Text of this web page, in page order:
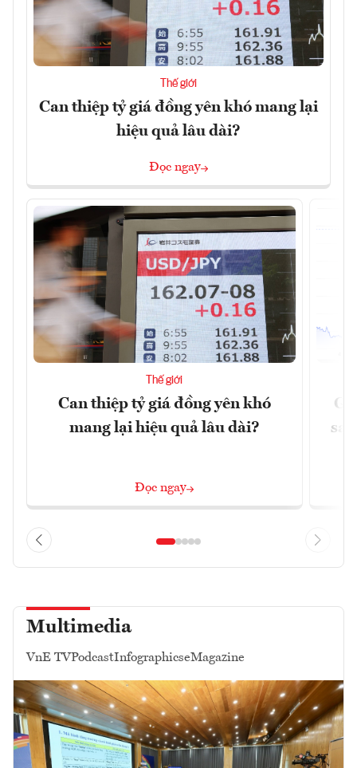
Thế giới
Can thiệp tỷ giá đồng yên khó mang lại
hiệu quả lâu dài?
Đọc ngay
Thế giới
Can thiệp tỷ giá đồng yên khó
mang lại hiệu quả lâu dài?
Đọc ngay
Multimedia
VnE TVPodcastInfographicseMagazine